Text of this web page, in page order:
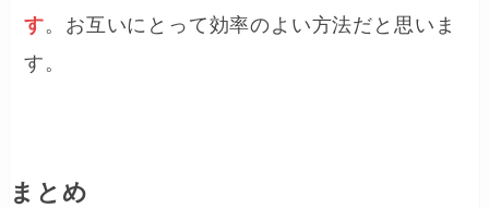
す。お互いにとって効率のよい方法だと思いま
す。
まとめ